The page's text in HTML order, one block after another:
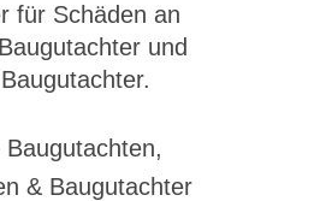
für Schäden an
und
& Baugutachter